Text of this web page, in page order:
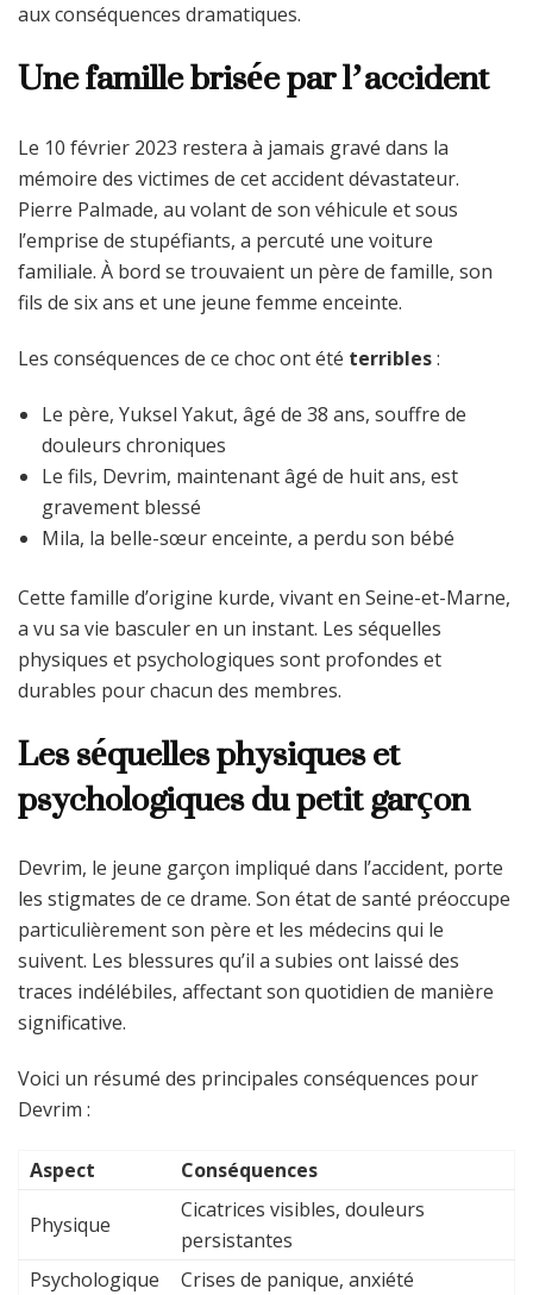
aux conséquences dramatiques.
Une famille brisée par l’accident
Le 10 février 2023 restera à jamais gravé dans la
mémoire des victimes de cet accident dévastateur.
Pierre Palmade, au volant de son véhicule et sous
l’emprise de stupéfiants, a percuté une voiture
familiale. À bord se trouvaient un père de famille, son
fils de six ans et une jeune femme enceinte.
Les conséquences de ce choc ont été terribles:
Le père, Yuksel Yakut, âgé de 38 ans, souffre de
douleurs chroniques
Le fils, Devrim, maintenant âgé de huit ans, est
gravement blessé
Mila, la belle-sœur enceinte, a perdu son bébé
Cette famille d’origine kurde, vivant en Seine-et-Marne,
a vu sa vie basculer en un instant. Les séquelles
physiques et psychologiques sont profondes et
durables pour chacun des membres.
Les séquelles physiques et
psychologiques du petit garçon
Devrim, le jeune garçon impliqué dans l’accident, porte
les stigmates de ce drame. Son état de santé préoccupe
particulièrement son père et les médecins qui le
suivent. Les blessures qu’il a subies ont laissé des
traces indélébiles, affectant son quotidien de manière
significative.
Voici un résumé des principales conséquences pour
Devrim :
Aspect Conséquences
Physique
Cicatrices visibles, douleurs
persistantes
Psychologique
Crises de panique, anxiété